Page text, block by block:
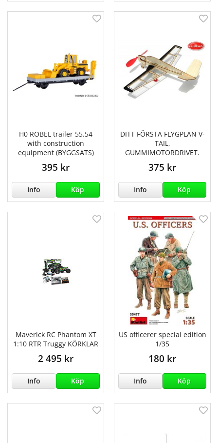
H0 ROBEL trailer 55.54
with construction
equipment (BYGGSATS)
395 kr
Info Köp
DITT FÖRSTA FLYGPLAN V-
TAIL,
GUMMIMOTORDRIVET.
375 kr
Info Köp
Maverick RC Phantom XT
1:10 RTR Truggy KÖRKLAR
2 495 kr
Info Köp
US officerer special edition
1/35
180 kr
Info Köp